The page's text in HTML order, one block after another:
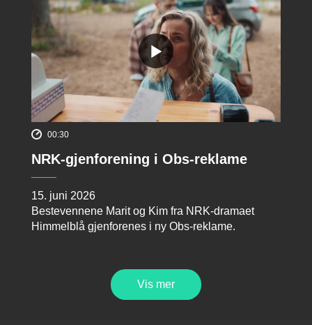
00:30
NRK-gjenforening i Obs-reklame
15. juni 2026
Bestevennene Marit og Kim fra NRK-dramaet
Himmelblå gjenforenes i ny Obs-reklame.
Vis mer